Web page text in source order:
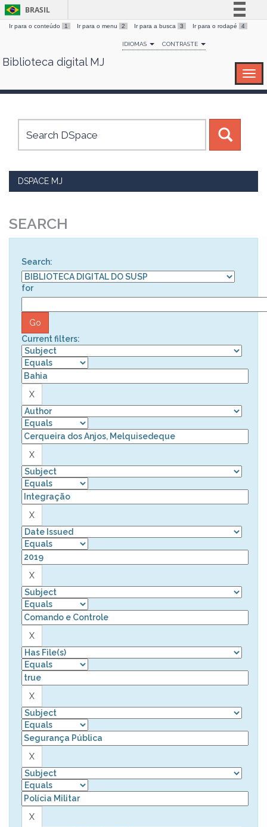
Skip
BRASIL
Simplifique!
Comunica BR
Canais
Ir para o conteúdo 1 Ir para o menu 2 Ir para a busca 3 Ir para o rodapé 4
IDIOMAS CONTRASTE
Biblioteca digital MJ
DSPACE MJ
SEARCH
Search:
for
Current filters: